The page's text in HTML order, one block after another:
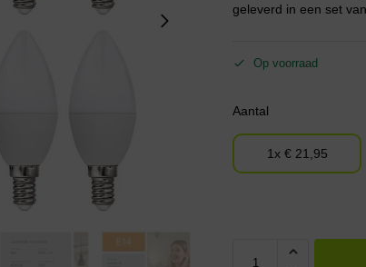
geleverd in een set
Op voorraad
Aantal
1x € 21,95